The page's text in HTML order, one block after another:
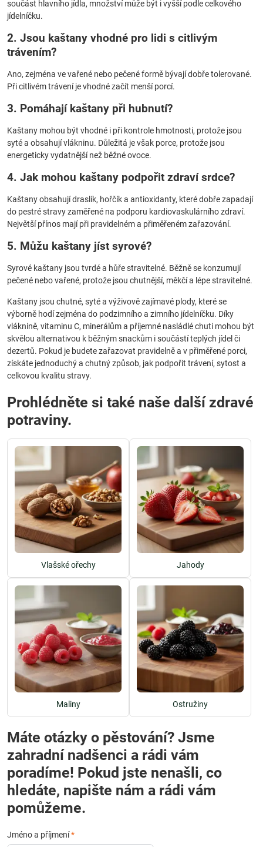
součást hlavního jídla, množství může být i vyšší podle celkového
jídelníčku.
2. Jsou kaštany vhodné pro lidi s citlivým
trávením?
Ano, zejména ve vařené nebo pečené formě bývají dobře tolerované.
Při citlivém trávení je vhodné začít menší porcí.
3. Pomáhají kaštany při hubnutí?
Kaštany mohou být vhodné i při kontrole hmotnosti, protože jsou
syté a obsahují vlákninu. Důležitá je však porce, protože jsou
energeticky vydatnější než běžné ovoce.
4. Jak mohou kaštany podpořit zdraví srdce?
Kaštany obsahují draslík, hořčík a antioxidanty, které dobře zapadají
do pestré stravy zaměřené na podporu kardiovaskulárního zdraví.
Největší přínos mají při pravidelném a přiměřeném zařazování.
5. Můžu kaštany jíst syrové?
Syrové kaštany jsou tvrdé a hůře stravitelné. Běžně se konzumují
pečené nebo vařené, protože jsou chutnější, měkčí a lépe stravitelné.
Kaštany jsou chutné, syté a výživově zajímavé plody, které se
výborně hodí zejména do podzimního a zimního jídelníčku. Díky
vláknině, vitaminu C, minerálům a příjemné nasládlé chuti mohou být
skvělou alternativou k běžným snackům i součástí teplých jídel či
dezertů. Pokud je budete zařazovat pravidelně a v přiměřené porci,
získáte jednoduchý a chutný způsob, jak podpořit trávení, sytost a
celkovou kvalitu stravy.
Prohlédněte si také naše další zdravé
potraviny.
Vlašské ořechy Jahody
Maliny Ostružiny
Máte otázky o pěstování? Jsme
zahradní nadšenci a rádi vám
poradíme! Pokud jste nenašli, co
hledáte, napište nám a rádi vám
pomůžeme.
Jméno a příjmení*